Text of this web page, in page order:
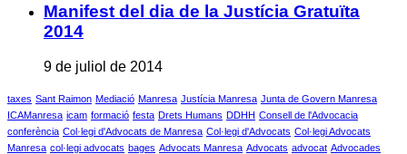
Manifest del dia de la Justícia Gratuïta
2014
9 de juliol de 2014
taxes Sant Raimon Mediació Manresa Justícia Manresa Junta de Govern Manresa
ICAManresa icam formació festa Drets Humans DDHH Consell de l'Advocacia
conferència Col·legi d'Advocats de Manresa Col·legi d'Advocats Col·legi Advocats
Manresa col·legi advocats bages Advocats Manresa Advocats advocat Advocades